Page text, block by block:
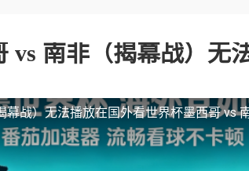
vs 南非（揭幕战）无
幕战）无法播放在国外看世界杯墨西哥 vs